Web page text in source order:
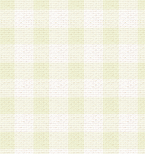
れている会員と同一のメールアドレ
同様のサービスを提供している企
いると思われる本人またはその家族
不適切と判断する場合
登録希望者を会員として承認する
員登録希望者による会員登録手続
の場合であっても、会員登録の取り
社が適切と判 断する方法・手段に
のとします。